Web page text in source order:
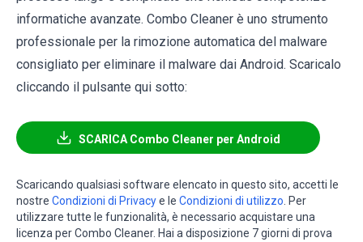
informatiche avanzate. Combo Cleaner è uno strumento
professionale per la rimozione automatica del malware
consigliato per eliminare il malware dai Android. Scaricalo
cliccando il pulsante qui sotto:
SCARICA Combo Cleaner per Android
Scaricando qualsiasi software elencato in questo sito, accetti le
nostre Condizioni di Privacye le Condizioni di utilizzo. Per
utilizzare tutte le funzionalità, è necessario acquistare una
licenza per Combo Cleaner. Hai a disposizione 7 giorni di prova